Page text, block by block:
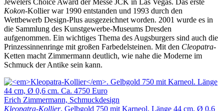
Jewelers Choice Award der Messe JCK in Las Vegas. Das erste
Kokon-Kollier war 1990 entstanden und 1993 durch den
Wettbewerb Design-Plus ausgezeichnet worden. 2001 wurde es in
die Sammlung des Kunstgewerbe-Museums Dresden
aufgenommen. Ein wichtiges Thema des Augsburgers sind auch die
Prinzessinnenringe mit großen Farbedelsteinen. Mit den Cleopatra-
Ketten macht Zimmermann deutlich, wie nahe die Moderne im
Schmuck der Antike sein kann.
Erich Zimmermann, Schmuckdesign
Kleopatra-Kollier. Gelbgold 750 mit Karneol. Länge 44 cm, Ø 0,6